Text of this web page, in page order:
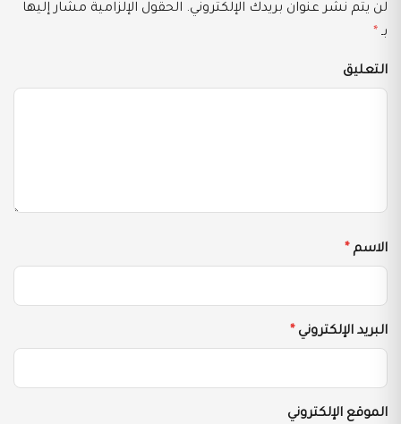
لن يتم نشر عنوان بريدك الإلكتروني. الحقول الإلزامية مشار إليها
بـ *
التعليق
الاسم *
البريد الإلكتروني *
الموقع الإلكتروني